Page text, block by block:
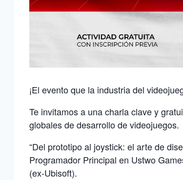
¡El evento que la industria del
Te invitamos a una charla clave y
globales de desarrollo de videojuegos.
“Del prototipo al joystick: el arte de
Programador Principal en Ustwo
(ex-Ubisoft).